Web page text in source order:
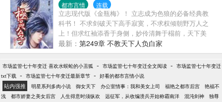
都市言情 连载
立志现代版《金瓶梅》！ 立志成为色狼的必备经典教
科书！ 不求剑破天下高手寂寞，不求权倾朝野万人之
上！但求红袖添香于身侧，妙伶清舞于榻前，天下美
女尽在我手，人生至此，夫复何求？？？ 先下手者妻
妾成群，后下手者光棍一个！我的最大乐趣就是让所
有鲜花插在我这朵牛粪上！而且是心甘情愿的插！
最新： 第249章 不教天下人负白家
市场监管七十年变迁 喜欢水蜈蚣的小丑狐 - 市场监管七十年变迁全文阅读 - 市场监管七十年变迁
txt下载 - 市场监管七十年变迁最新章节 - 好看的都市言情小说
站内强推 明星系列多肉小说 御女天下 办公室情事：我和美女上司 福艳之都市后宫
艳福不
浅
都市娇妻之美女后宫 人生得意时须纵欢 远征军，从收编溃兵开始称霸南洋 混沌剑神
独尊